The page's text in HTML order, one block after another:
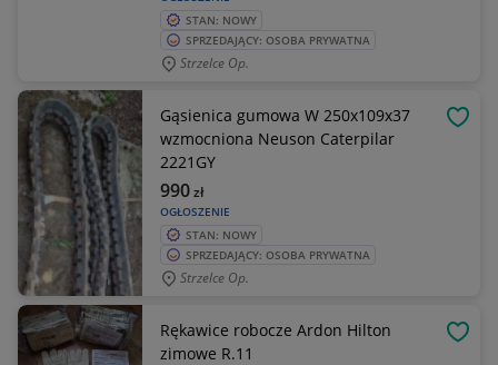
STAN: NOWY
SPRZEDAJĄCY: OSOBA PRYWATNA
Strzelce Op.
Gąsienica gumowa W 250x109x37
wzmocniona Neuson Caterpilar
2221GY
OGŁOSZENIE
990zł
STAN: NOWY
SPRZEDAJĄCY: OSOBA PRYWATNA
Strzelce Op.
Rękawice robocze Ardon Hilton
zimowe R.11